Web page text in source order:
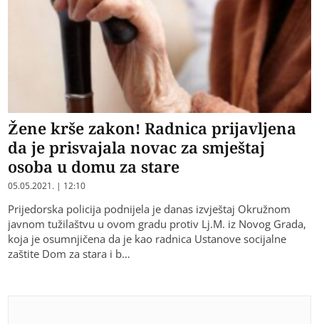
Žene krše zakon! Radnica prijavljena
da je prisvajala novac za smještaj
osoba u domu za stare
05.05.2021. | 12:10
Prijedorska policija podnijela je danas izvještaj Okružnom
javnom tužilaštvu u ovom gradu protiv Lj.M. iz Novog Grada,
koja je osumnjičena da je kao radnica Ustanove socijalne
zaštite Dom za stara i b…